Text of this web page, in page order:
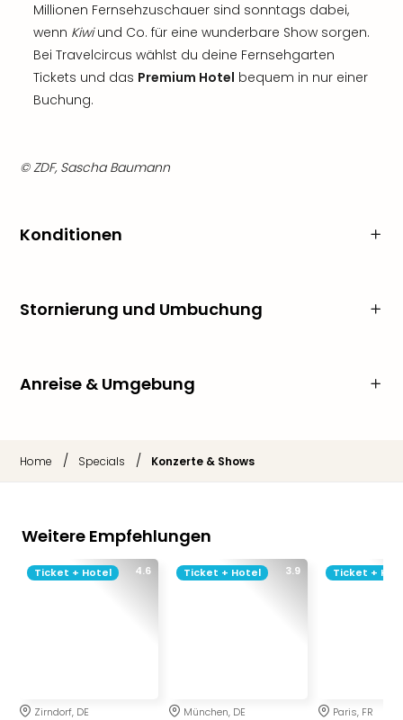
Millionen Fernsehzuschauer sind sonntags dabei,
wenn Kiwiund Co. für eine wunderbare Show sorgen.
Bei Travelcircus wählst du deine Fernsehgarten
Tickets und das Premium Hotel bequem in nur einer
Buchung.
© ZDF, Sascha Baumann
Konditionen
Stornierung und Umbuchung
Anreise & Umgebung
Home / Specials / Konzerte & Shows
Weitere Empfehlungen
4.6
Ticket + Hotel
Zirndorf, DE
3.9
Ticket + Hotel
München, DE
Ticket +
Paris, FR